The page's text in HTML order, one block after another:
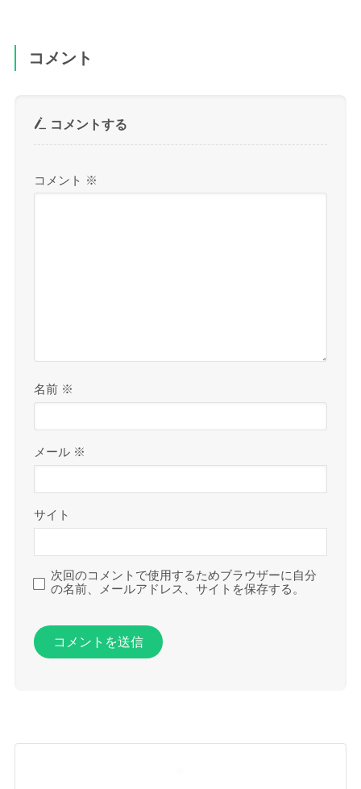
コメント
コメントする
コメント ※
名前 ※
メール ※
サイト
次回のコメントで使用するためブラウザーに自分
の名前、メールアドレス、サイトを保存する。